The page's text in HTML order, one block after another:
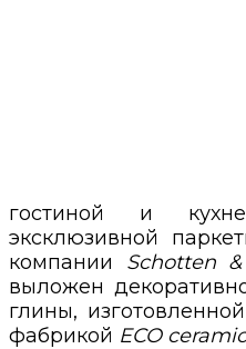
гостиной и
эксклюзивной
компании Schotten
выложен
глины,
фабрикой ECO